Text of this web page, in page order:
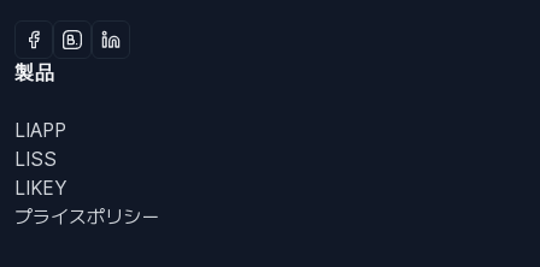
製品
LIAPP
LISS
LIKEY
プライスポリシー